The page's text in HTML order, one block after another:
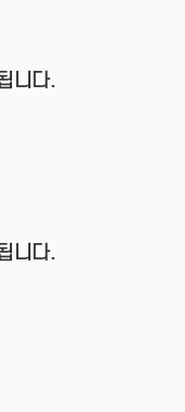
니다.
니다.